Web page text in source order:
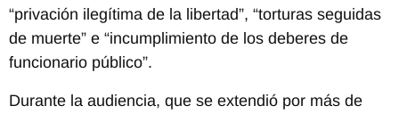
“privación ilegítima de la libertad”, “torturas seguidas
de muerte” e “incumplimiento de los deberes de
funcionario público”.
Durante la audiencia, que se extendió por más de